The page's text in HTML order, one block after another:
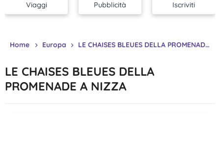
Viaggi Pubblicità Iscriviti
Home Europa LE CHAISES BLEUES DELLA PROMENADE A NIZZA
LE CHAISES BLEUES DELLA
PROMENADE A NIZZA